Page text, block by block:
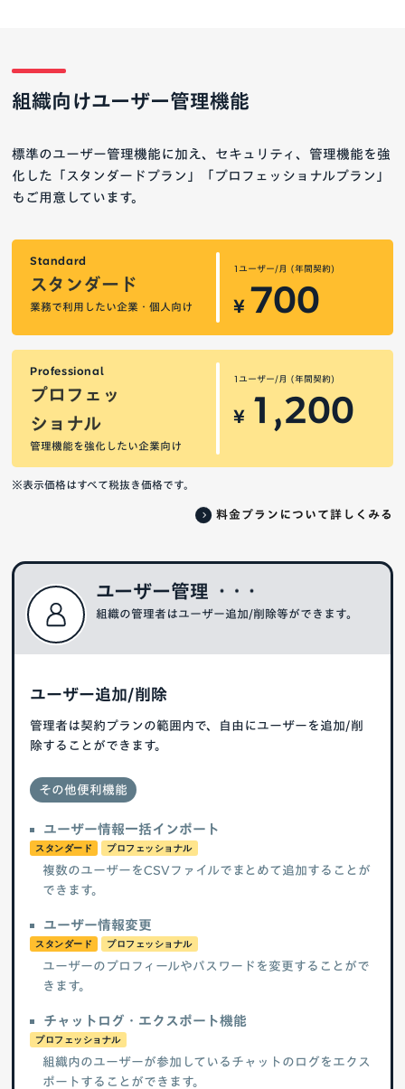
組織向けユーザー管理機能
標準のユーザー管理機能に加え、セキュリティ、管理機能を強
化した「スタンダードプラン」「プロフェッショナルプラン」
もご用意しています。
Standard
スタンダード
業務で利用したい企業・個人向け
1ユーザー/月 (年間契約)
¥ 700
Professional
プロフェッ
ショナル
管理機能を強化したい企業向け
1ユーザー/月 (年間契約)
¥ 1,200
※表示価格はすべて税抜き価格です。
料金プランについて詳しくみる
ユーザー管理
組織の管理者はユーザー追加/削除等ができます。
ユーザー追加/削除
管理者は契約プランの範囲内で、自由にユーザーを追加/削
除することができます。
その他便利機能
ユーザー情報一括インポート
スタンダード プロフェッショナル
複数のユーザーをCSVファイルでまとめて追加することが
できます。
ユーザー情報変更
スタンダード プロフェッショナル
ユーザーのプロフィールやパスワードを変更することがで
きます。
チャットログ・エクスポート機能
プロフェッショナル
組織内のユーザーが参加しているチャットのログをエクス
ポートすることができます。